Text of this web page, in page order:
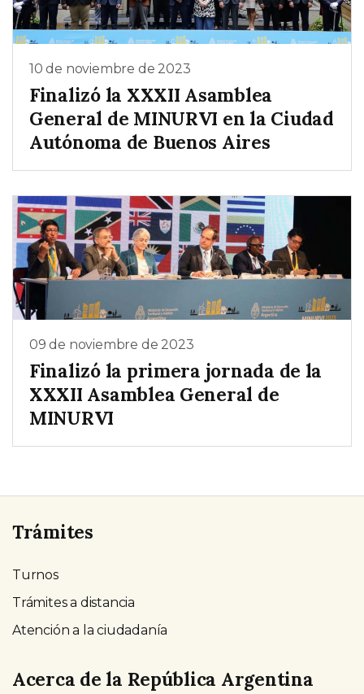
10 de noviembre de 2023
Finalizó la XXXII Asamblea
General de MINURVI en la Ciudad
Autónoma de Buenos Aires
09 de noviembre de 2023
Finalizó la primera jornada de la
XXXII Asamblea General de
MINURVI
Trámites
Turnos
Trámites a distancia
Atención a la ciudadanía
Acerca de la República Argentina